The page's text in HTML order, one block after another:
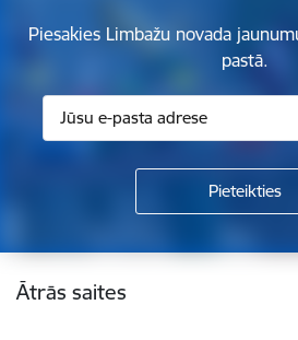
Piesakies Limbažu novada
pastā.
Kājene
Ātrās saites